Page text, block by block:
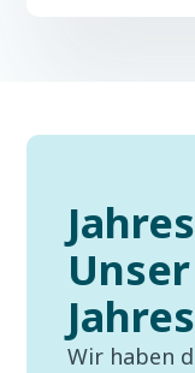
Unser
Wir haben